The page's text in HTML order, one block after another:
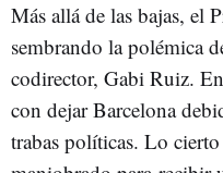
Más allá de las bajas, el
sembrando la polémica
codirector, Gabi Ruiz.
con dejar Barcelona
trabas políticas. Lo